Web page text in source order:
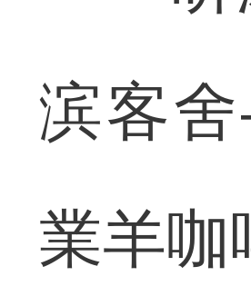
滨客
業羊